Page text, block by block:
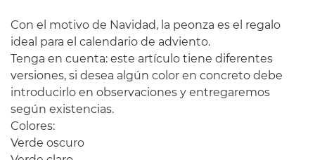
Con el motivo de Navidad, la peonza es el regalo
ideal para el calendario de adviento.
Tenga en cuenta: este artículo tiene diferentes
versiones, si desea algún color en concreto debe
introducirlo en observaciones y entregaremos
según existencias.
Colores:
Verde oscuro